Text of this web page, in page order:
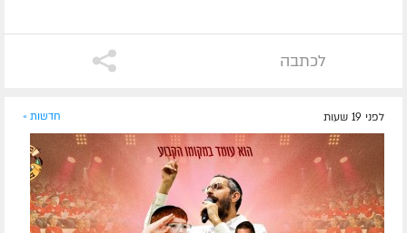
לכתבה
לפני 19 שעות חדשות »